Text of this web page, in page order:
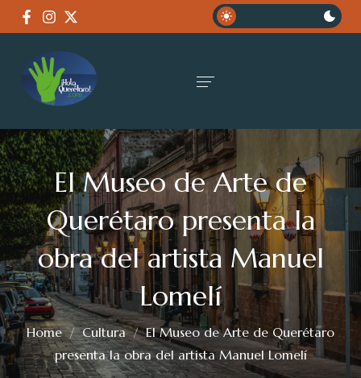
El Museo de Arte de
Querétaro presenta la
obra del artista Manuel
Lomelí
Home Cultura
El Museo de Arte de Querétaro
presenta la obra del artista Manuel Lomelí